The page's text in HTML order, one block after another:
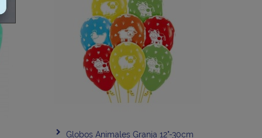
Globos Animales Granja 12"-30cm